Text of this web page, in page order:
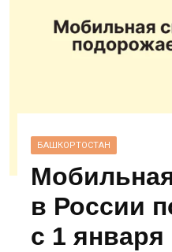
БАШКОРТОСТАН
в России
с 1 января